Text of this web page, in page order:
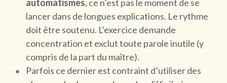
automatismes, ce n’est pas le moment de se
lancer dans de longues explications. Le rythme
doit être soutenu. L’exercice demande
concentration et exclut toute parole inutile (y
compris de la part du maître).
Parfois ce dernier est contraint d’utiliser des